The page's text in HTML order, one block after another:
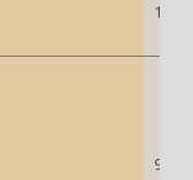
134
97